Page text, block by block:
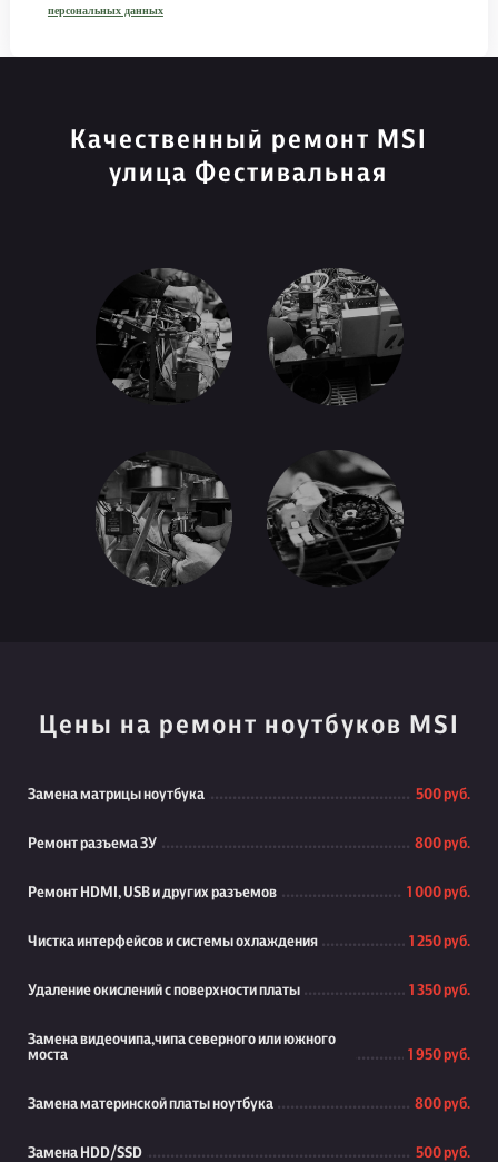
персональных данных
Качественный ремонт MSI
улица Фестивальная
Цены на ремонт ноутбуков MSI
Замена матрицы ноутбука 500 руб.
Ремонт разъема ЗУ 800 руб.
Ремонт HDMI, USB и других разъемов 1 000 руб.
Чистка интерфейсов и системы охлаждения 1 250 руб.
Удаление окислений с поверхности платы 1 350 руб.
Замена видеочипа,чипа северного или южного
моста
1 950 руб.
Замена материнской платы ноутбука 800 руб.
Замена HDD/SSD 500 руб.